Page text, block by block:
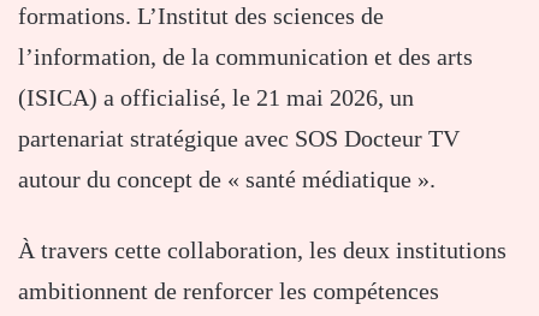
formations. L’Institut des sciences de
l’information, de la communication et des arts
(ISICA) a officialisé, le 21 mai 2026, un
partenariat stratégique avec SOS Docteur TV
autour du concept de « santé médiatique ».
À travers cette collaboration, les deux institutions
ambitionnent de renforcer les compétences